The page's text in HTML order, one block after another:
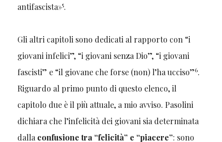
antifascista»5.
Gli altri capitoli sono dedicati al rapporto con “i
giovani infelici”, “i giovani senza Dio”, “i giovani
fascisti” e “il giovane che forse (non) l’ha ucciso”6.
Riguardo al primo punto di questo elenco, il
capitolo due è il più attuale, a mio avviso. Pasolini
dichiara che l’infelicità dei giovani sia determinata
dallaconfusione tra “felicità” e “piacere”: sono